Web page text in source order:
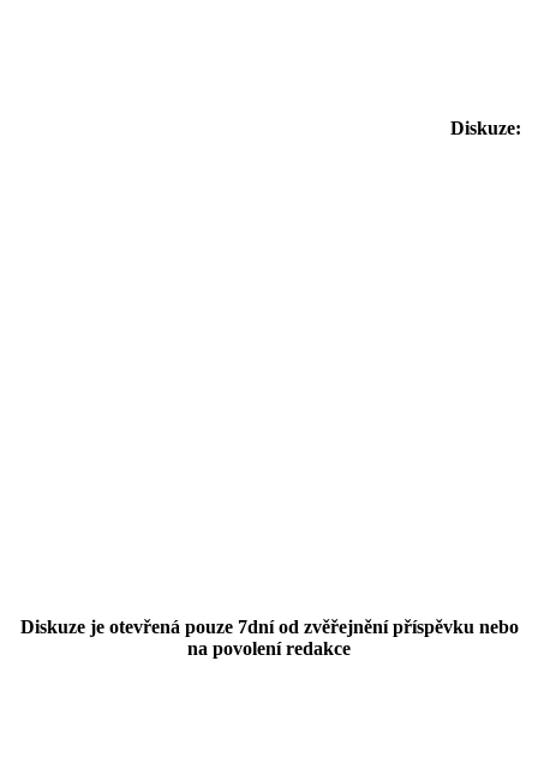
Diskuze:
Diskuze je otevřená pouze 7dní od zvěřejnění příspěvku nebo
na povolení redakce